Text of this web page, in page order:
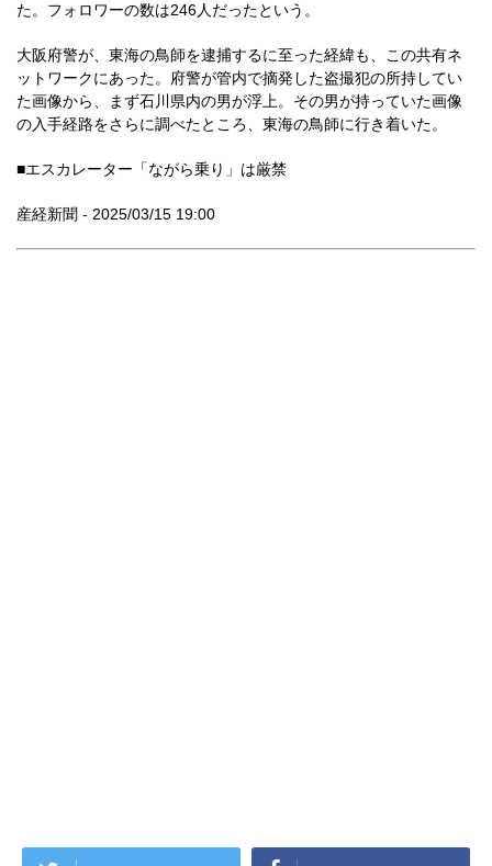
た。フォロワーの数は246人だったという。
大阪府警が、東海の鳥師を逮捕するに至った経緯も、この共有ネ
ットワークにあった。府警が管内で摘発した盗撮犯の所持してい
た画像から、まず石川県内の男が浮上。その男が持っていた画像
の入手経路をさらに調べたところ、東海の鳥師に行き着いた。
■エスカレーター「ながら乗り」は厳禁
産経新聞 - 2025/03/15 19:00